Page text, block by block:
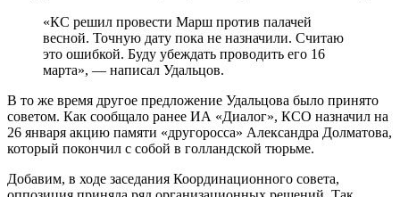
«КС решил провести Марш против палачей
весной. Точную дату пока не назначили. Считаю
это ошибкой. Буду убеждать проводить его 16
марта», — написал Удальцов.
В то же время другое предложение Удальцова было принято
советом. Как сообщало ранее ИА «Диалог», КСО назначил на
26 января акцию памяти «другоросса» Александра Долматова,
который покончил с собой в голландской тюрьме.
Добавим, в ходе заседания Координационного совета,